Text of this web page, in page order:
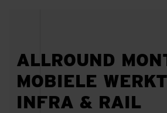
ALLROUND
MOBIELE
INFRA & RAIL